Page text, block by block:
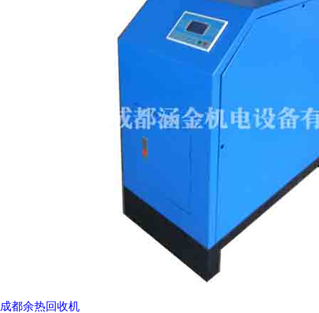
成都余热回收机